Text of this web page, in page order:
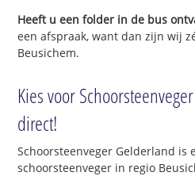
Heeft u een folder in de bus
een afspraak, want dan zijn wij
Beusichem.
Kies voor
direct!
Schoorsteenveger Gelderland is
schoorsteenveger in regio